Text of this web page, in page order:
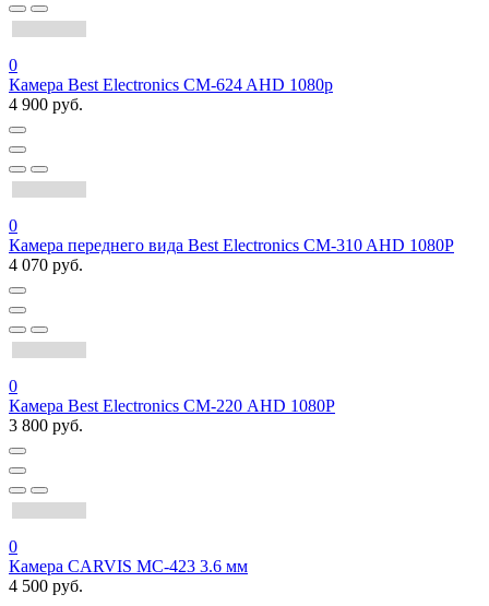
0
Камера Best Electronics CM-624 AHD 1080p
4 900 руб.
0
Камера переднего вида Best Electronics CM-310 AHD 1080P
4 070 руб.
0
Камера Best Electronics СМ-220 AHD 1080P
3 800 руб.
0
Камера CARVIS MC-423 3.6 мм
4 500 руб.